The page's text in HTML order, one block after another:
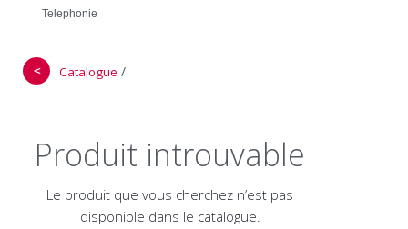
Telephonie
＜ Catalogue /
Produit introuvable
Le produit que vous cherchez n’est pas
disponible dans le catalogue.